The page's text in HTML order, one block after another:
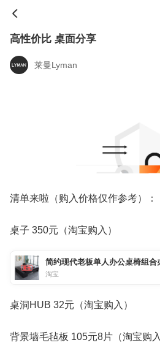
高性价比 桌面分享
莱曼Lyman
清单来啦（购入价格仅作参考）：
桌子 350元（淘宝购入）
淘宝
桌洞HUB 32元（淘宝购入）
背景墙毛毡板 105元8片（淘宝购入